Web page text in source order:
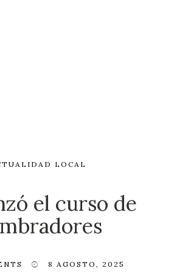
LOCAL
el curso de
8 AGOSTO, 2025